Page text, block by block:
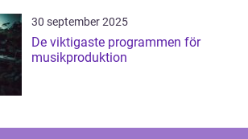
30 september 2025
De viktigaste programmen för
musikproduktion